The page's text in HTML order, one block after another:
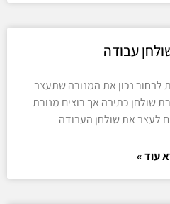
עבודה
לבחור נכון את המנורה שתעצב
שולחן כתיבה אך רוצים מנורת
לעצב את שולחן העבודה
עוד »